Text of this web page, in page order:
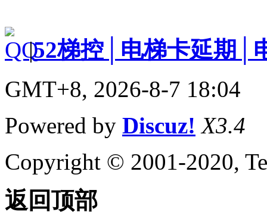
|52梯控│电梯卡延期│
GMT+8, 2026-8-7 18:04
Powered by Discuz! X3.4
Copyright © 2001-2020,
返回顶部